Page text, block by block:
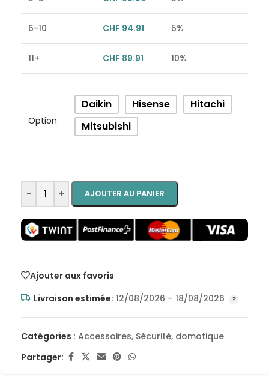
6-10 CHF 94.91 5%
11+ CHF 89.91 10%
Option
Daikin Hisense
Hitachi
Mitsubishi
- + AJOUTER AU PANIER
Ajouter aux favoris
Livraison estimée: 12/08/2026 – 18/08/2026
Catégories : Accessoires, Sécurité, domotique
Partager: